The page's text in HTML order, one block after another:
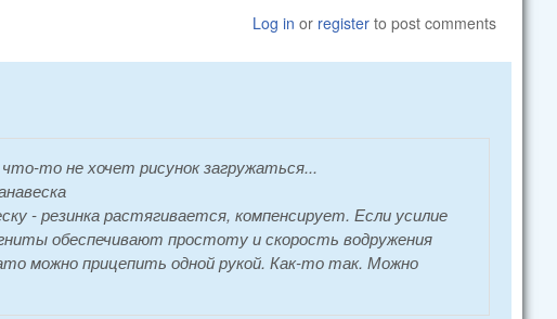
Log in or register to post comments
то не хочет рисунок загружаться...
- резинка растягивается, компенсирует. Если усилие
обеспечивают простоту и скорость водружения
можно прицепить одной рукой. Как-то так. Можно